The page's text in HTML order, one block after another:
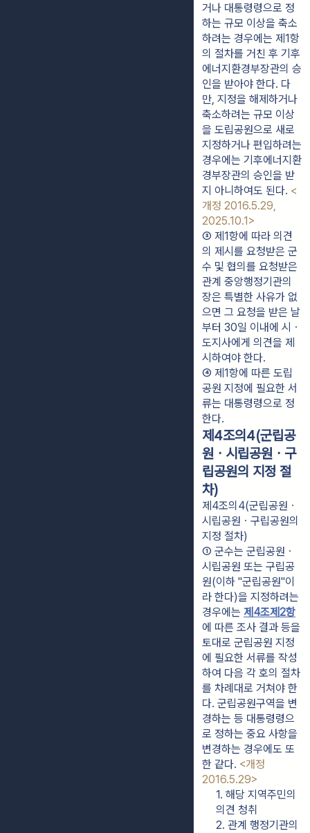
거나 대통령령으로 정
하는 규모 이상을 축소
하려는 경우에는 제1항
의 절차를 거친 후 기후
에너지환경부장관의 승
인을 받아야 한다. 다
만, 지정을 해제하거나
축소하려는 규모 이상
을 도립공원으로 새로
지정하거나 편입하려는
경우에는 기후에너지환
경부장관의 승인을 받
지 아니하여도 된다. <
개정 2016.5.29,
2025.10.1>
③ 제1항에 따라 의견
의 제시를 요청받은 군
수 및 협의를 요청받은
관계 중앙행정기관의
장은 특별한 사유가 없
으면 그 요청을 받은 날
부터 30일 이내에 시ㆍ
도지사에게 의견을 제
시하여야 한다.
④ 제1항에 따른 도립
공원 지정에 필요한 서
류는 대통령령으로 정
한다.
제4조의4(군립공
원ㆍ시립공원ㆍ구
립공원의 지정 절
차)
제4조의4(군립공원ㆍ
시립공원ㆍ구립공원의
지정 절차)
① 군수는 군립공원ㆍ
시립공원 또는 구립공
원(이하 "군립공원"이
라 한다)을 지정하려는
경우에는 제4조제2항
에 따른 조사 결과 등을
토대로 군립공원 지정
에 필요한 서류를 작성
하여 다음 각 호의 절차
를 차례대로 거쳐야 한
다. 군립공원구역을 변
경하는 등 대통령령으
로 정하는 중요 사항을
변경하는 경우에도 또
한 같다. <개정
2016.5.29>
1. 해당 지역주민의
의견 청취
2. 관계 행정기관의